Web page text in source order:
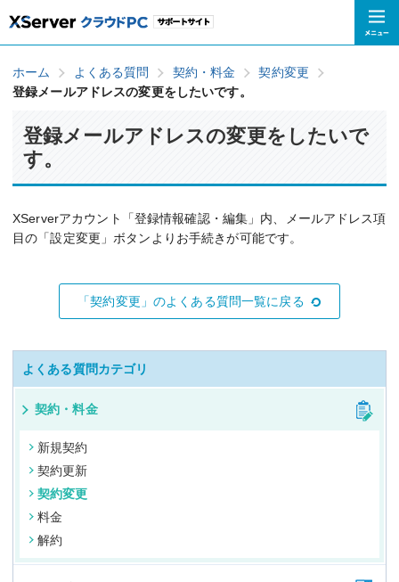
ホーム よくある質問 契約・料金
契約変更
登録メールアドレスの変更をしたいです。
登録メールアドレスの変更をしたいで
す。
XServerアカウント「登録情報確認・編集」内、メールアドレス項
目の「設定変更」ボタンよりお手続きが可能です。
「契約変更」のよくある質問一覧に戻る
よくある質問カテゴリ
契約・料金
新規契約
契約更新
契約変更
料金
解約